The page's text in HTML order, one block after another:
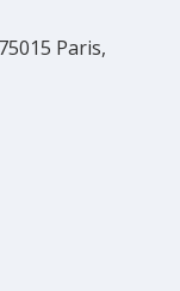
Paris,